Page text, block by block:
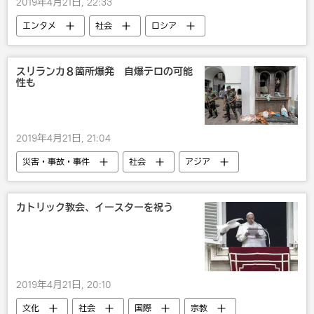
エンタメ 社会
ロシア
国際
宇宙
スリランカ８箇所爆発 自爆テロの可能
性も
2019年4月21日, 21:04
災害・事故・事件 社会
アジア
国際
スリランカ
テロ
スリランカで爆発
カトリック教会、イースターを祝う
2019年4月21日, 20:10
文化 社会 国際 宗教